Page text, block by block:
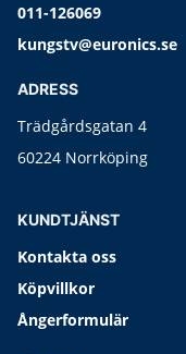
011-126069
kungstv@euronics.se
ADRESS
Trädgårdsgatan 4
60224 Norrköping
KUNDTJÄNST
Kontakta oss
Köpvillkor
Ångerformulär